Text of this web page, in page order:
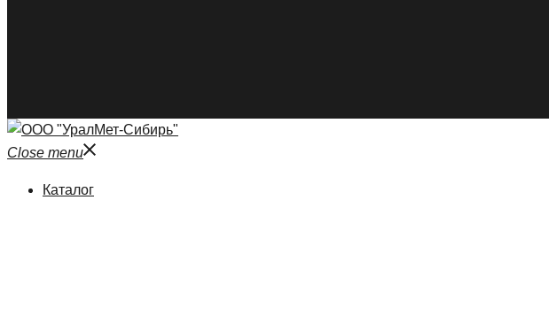
Close menu
Каталог